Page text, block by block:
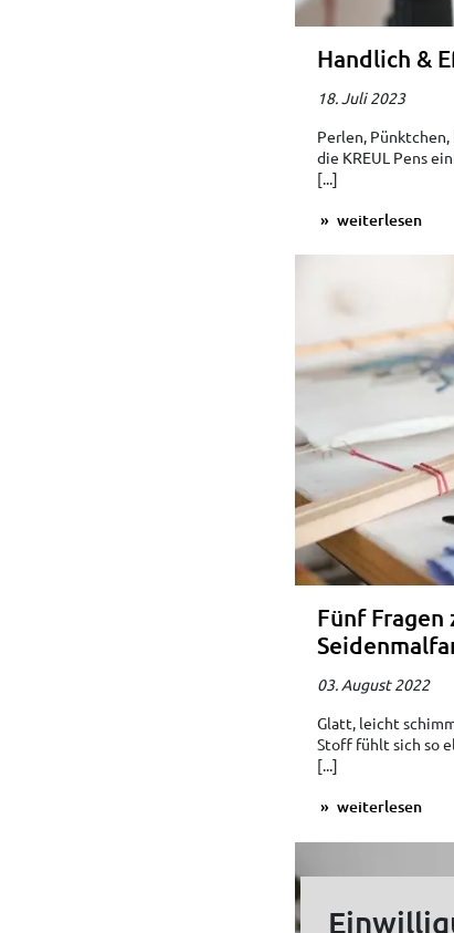
Handlich &
18. Juli 2023
Perlen,
die KREUL Pens
[...]
weiterlesen
Fünf Fragen
03. August 2022
Glatt, leicht
Stoff fühlt sich so
[...]
weiterlesen